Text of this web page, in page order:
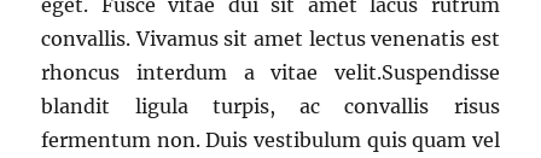
eget. Fusce vitae dui sit amet lacus rutrum
convallis. Vivamus sit amet lectus venenatis est
rhoncus interdum a vitae velit.Suspendisse
blandit ligula turpis, ac convallis risus
fermentum non. Duis vestibulum quis quam vel